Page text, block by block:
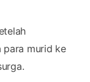
para murid ke